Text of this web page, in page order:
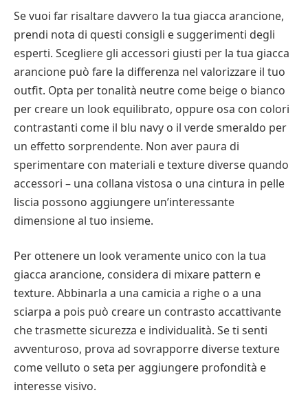
Se vuoi far risaltare davvero la tua giacca arancione,
prendi nota di questi consigli e suggerimenti degli
esperti. Scegliere gli accessori giusti per la tua giacca
arancione può fare la differenza nel valorizzare il tuo
outfit. Opta per tonalità neutre come beige o bianco
per creare un look equilibrato, oppure osa con colori
contrastanti come il blu navy o il verde smeraldo per
un effetto sorprendente. Non aver paura di
sperimentare con materiali e texture diverse quando
accessori – una collana vistosa o una cintura in pelle
liscia possono aggiungere un’interessante
dimensione al tuo insieme.
Per ottenere un look veramente unico con la tua
giacca arancione, considera di mixare pattern e
texture. Abbinarla a una camicia a righe o a una
sciarpa a pois può creare un contrasto accattivante
che trasmette sicurezza e individualità. Se ti senti
avventuroso, prova ad sovrapporre diverse texture
come velluto o seta per aggiungere profondità e
interesse visivo.